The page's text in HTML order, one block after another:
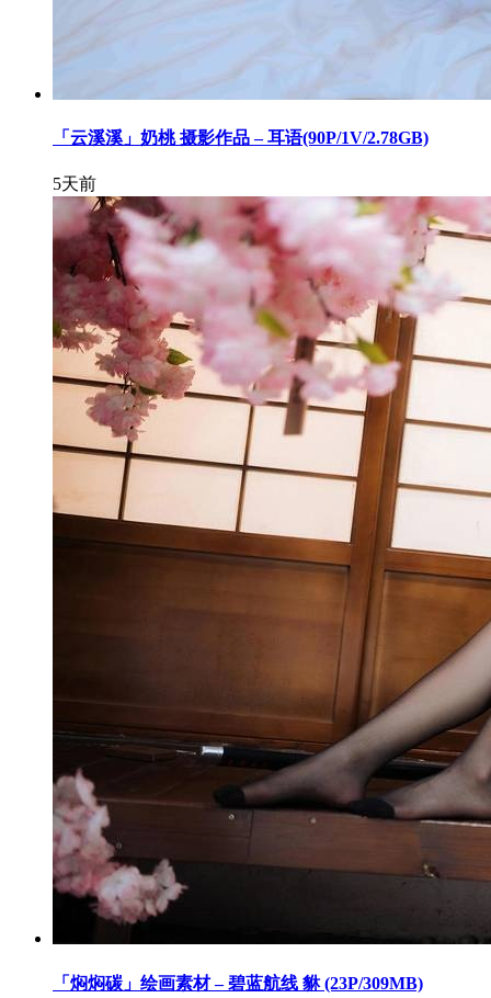
「云溪溪」奶桃 摄影作品 – 耳语(90P/1V/2.78GB)
5天前
「焖焖碳」绘画素材 – 碧蓝航线 貅 (23P/309MB)